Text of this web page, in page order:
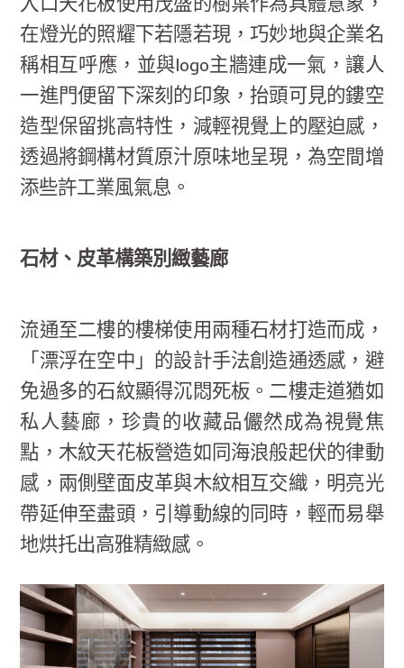
在燈光的照耀下若隱若現，巧妙地與企業名
稱相互呼應，並與logo主牆連成一氣，讓人
一進門便留下深刻的印象，抬頭可見的鏤空
造型保留挑高特性，減輕視覺上的壓迫感，
透過將鋼構材質原汁原味地呈現，為空間增
添些許工業風氣息。
石材、皮革構築別緻藝廊
流通至二樓的樓梯使用兩種石材打造而成，
「漂浮在空中」的設計手法創造通透感，避
免過多的石紋顯得沉悶死板。二樓走道猶如
私人藝廊，珍貴的收藏品儼然成為視覺焦
點，木紋天花板營造如同海浪般起伏的律動
感，兩側壁面皮革與木紋相互交織，明亮光
帶延伸至盡頭，引導動線的同時，輕而易舉
地烘托出高雅精緻感。